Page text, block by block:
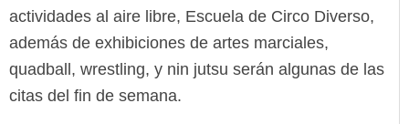
actividades al aire libre, Escuela de Circo Diverso,
además de exhibiciones de artes marciales,
quadball, wrestling, y nin jutsu serán algunas de las
citas del fin de semana.